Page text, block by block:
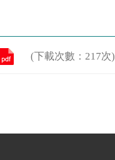
(下載次數：217次)